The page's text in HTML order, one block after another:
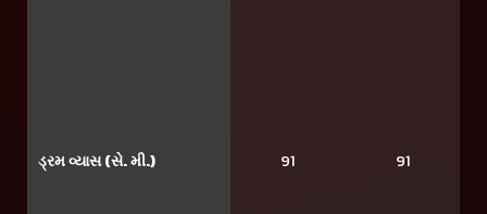
ડ્રમ વ્યાસ (સે. મી.) 91 91